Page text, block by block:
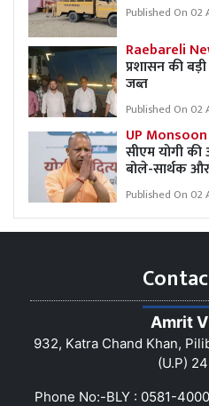
Published On
Raebareli
प्रशासन की
जब्त
Published On 02
UP
सीएम योगी
बोले-सार्थक और
Published On 02
Amrit
932, Katra Chand Khan,
(U.P)
Phone No:-BLY : 0581-